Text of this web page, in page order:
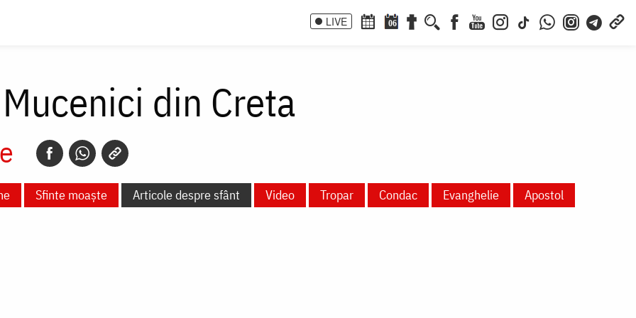
LIVE 06
din Creta
Sfinte moaște Articole despre sfânt Video Tropar Condac Evanghelie Apostol